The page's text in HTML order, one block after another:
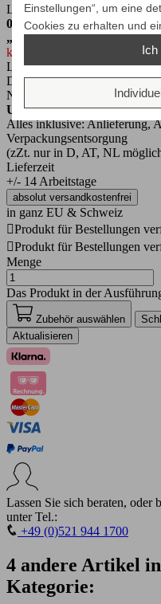
LIEFERDETAILS
0€
GRATIS
„SPEED“ Versand
keine Versandkosten für Sie!
Lieferung direkt bis zu Ihrem
Die Versandzeit beträgt ca. 2-
NUR
AUFPREIS
Unser Aufbau-Service
Alles inklusive: Anlieferung,
Verpackungsentsorgung
(zZt. nur in D, AT, NL
Lieferzeit
+/- 14 Arbeitstage
absolut versandkostenfrei
in ganz EU & Schweiz
Produkt für Bestellungen
Produkt für Bestellungen
Menge
Das Produkt in der
Zubehör auswählen
Lassen Sie sich beraten, oder
unter Tel.:
+49 (0)521 944 1700
4 andere Artikel
Kategorie:
Einstellungen“, um eine
Cookies zu erhalten und
Ich